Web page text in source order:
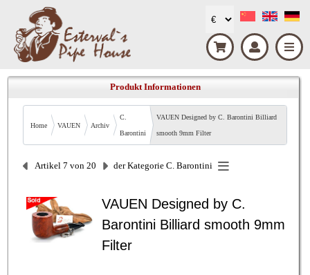
Produkt Informationen
Home VAUEN Archiv
C.
Barontini
VAUEN Designed by C. Barontini Billiard
smooth 9mm Filter
Artikel 7 von 20 der Kategorie C. Barontini
VAUEN Designed by C.
Barontini Billiard smooth 9mm
Filter